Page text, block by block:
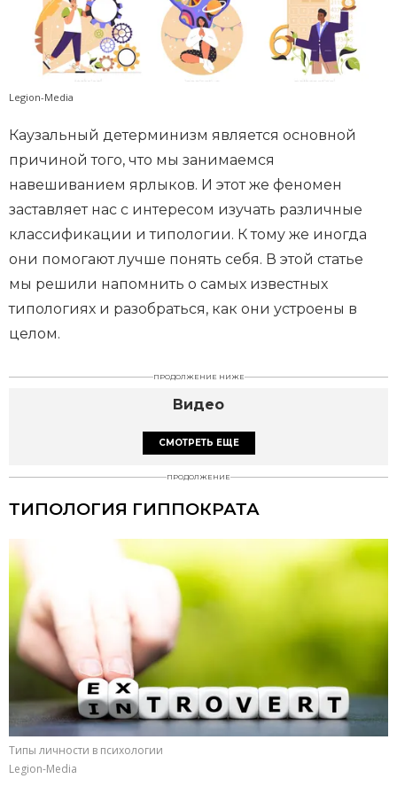
Legion-Media
Каузальный детерминизм является основной
причиной того, что мы занимаемся
навешиванием ярлыков. И этот же феномен
заставляет нас с интересом изучать различные
классификации и типологии. К тому же иногда
они помогают лучше понять себя. В этой статье
мы решили напомнить о самых известных
типологиях и разобраться, как они устроены в
целом.
ПРОДОЛЖЕНИЕ НИЖЕ
Видео
СМОТРЕТЬ ЕЩЕ
ПРОДОЛЖЕНИЕ
ТИПОЛОГИЯ ГИППОКРАТА
Типы личности в психологии
Legion-Media